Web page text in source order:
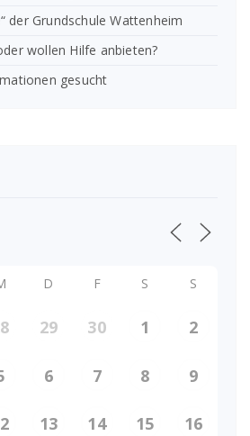
der Grundschule Wattenheim
wollen Hilfe anbieten?
gesucht
D F S S
29 30 1 2
6 7 8 9
13 14 15 16